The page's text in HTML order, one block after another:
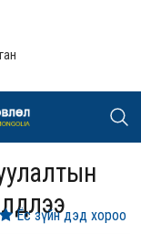
Ёс зүйн дэд хороо